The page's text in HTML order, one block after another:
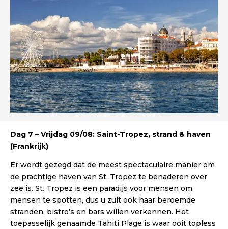
Dag 7 – Vrijdag 09/08: Saint-Tropez, strand & haven
(Frankrijk)
Er wordt gezegd dat de meest spectaculaire manier om
de prachtige haven van St. Tropez te benaderen over
zee is. St. Tropez is een paradijs voor mensen om
mensen te spotten, dus u zult ook haar beroemde
stranden, bistro’s en bars willen verkennen. Het
toepasselijk genaamde Tahiti Plage is waar ooit topless